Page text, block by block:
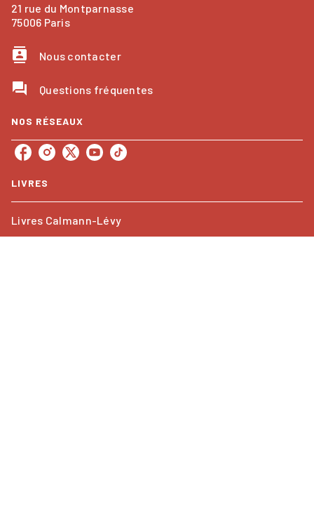
21 rue du Montparnasse
75006 Paris
contacts Nous contacter
question_answer Questions fréquentes
NOS RÉSEAUX
LIVRES
Livres Calmann-Lévy